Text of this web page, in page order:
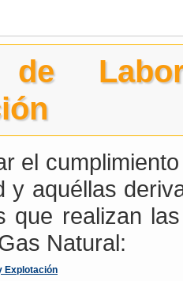
de
el
y aquéllas
que realizan
Natural:
Explotación